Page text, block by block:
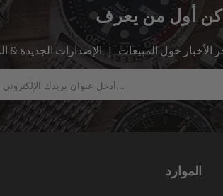
كن أول من يعرف
الموارد